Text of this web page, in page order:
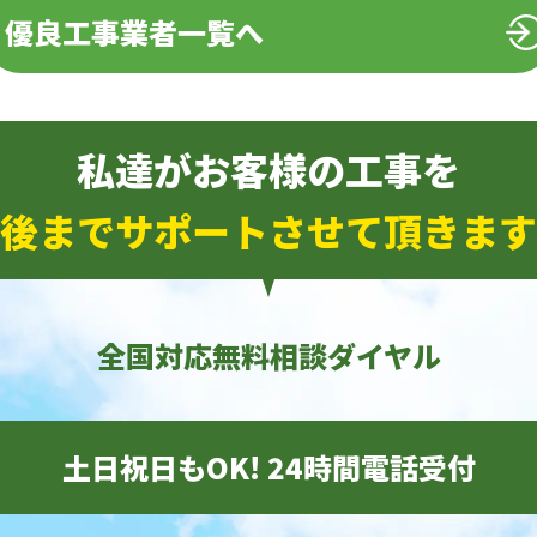
優良工事業者一覧へ
私達がお客様の工事を
までサポートさせて頂きま
全国対応無料相談ダイヤル
土日祝日もOK! 24時間電話受付